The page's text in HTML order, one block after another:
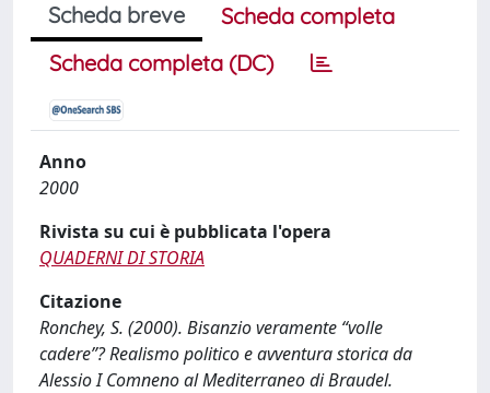
Scheda breve
Scheda completa
Scheda completa (DC)
Anno
2000
Rivista su cui è pubblicata l'opera
QUADERNI DI STORIA
Citazione
Ronchey, S. (2000). Bisanzio veramente “volle
cadere”? Realismo politico e avventura storica da
Alessio I Comneno al Mediterraneo di Braudel.